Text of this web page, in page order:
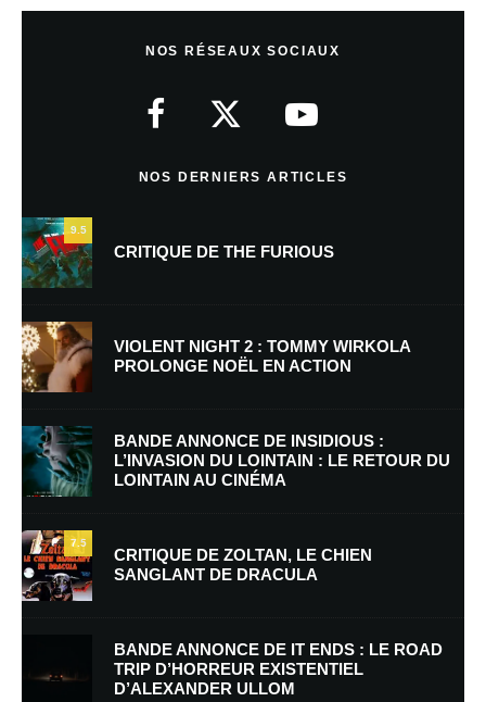
Nom*
E-mail* Site web
Enregistrer mon nom, mon e-mail et mon site dans le navigateur pour
mon prochain commentaire.
Prévenez-moi de tous les nouveaux commentaires par e-mail.
NOS RÉSEAUX SOCIAUX
NOS DERNIERS ARTICLES
9.5
CRITIQUE DE THE FURIOUS
VIOLENT NIGHT 2 : TOMMY WIRKOLA
PROLONGE NOËL EN ACTION
BANDE ANNONCE DE INSIDIOUS :
L’INVASION DU LOINTAIN : LE RETOUR DU
LOINTAIN AU CINÉMA
7.5
CRITIQUE DE ZOLTAN, LE CHIEN
SANGLANT DE DRACULA
BANDE ANNONCE DE IT ENDS : LE ROAD
TRIP D’HORREUR EXISTENTIEL
D’ALEXANDER ULLOM